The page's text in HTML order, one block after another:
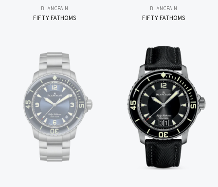
BLANCPAIN
FIFTY FATHOMS
BLANCPAIN
FIFTY FATHOMS